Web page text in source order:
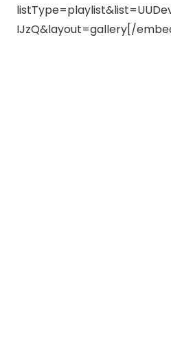
IJzQ&layout=gallery[/